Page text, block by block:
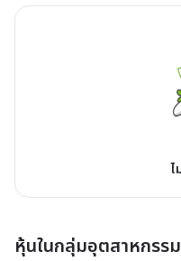
หุ้นในกลุ่มอุตสาหกรร